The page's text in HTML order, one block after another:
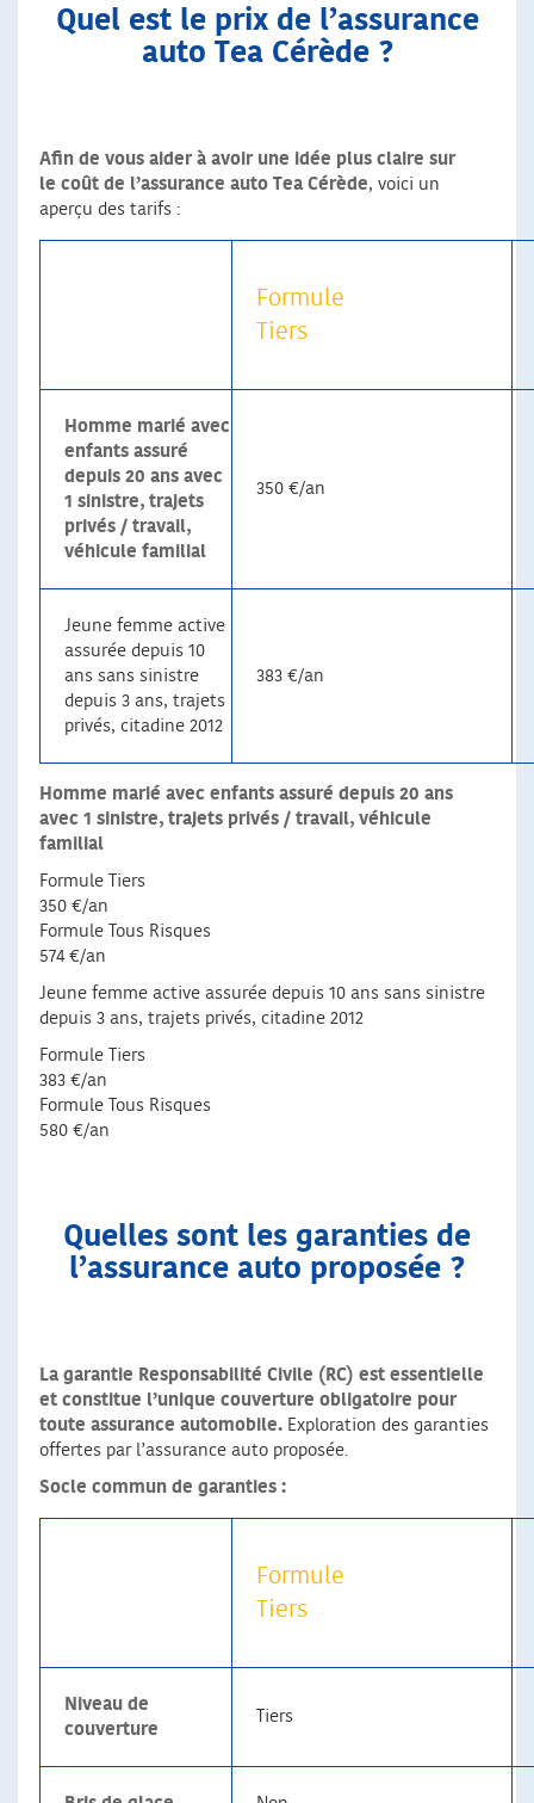
Quel est le prix de l’assurance
auto Tea Cérède ?
Afin de vous aider à avoir une idée plus claire sur
le coût de l’assurance auto Tea Cérède, voici un
aperçu des tarifs :
Formule
Tiers
Homme marié avec
enfants assuré
depuis 20 ans avec
1 sinistre, trajets
privés / travail,
véhicule familial
350 €/an
Jeune femme active
assurée depuis 10
ans sans sinistre
depuis 3 ans, trajets
privés, citadine 2012
383 €/an
Homme marié avec enfants assuré depuis 20 ans
avec 1 sinistre, trajets privés / travail, véhicule
familial
Formule Tiers
350 €/an
Formule Tous Risques
574 €/an
Jeune femme active assurée depuis 10 ans sans sinistre
depuis 3 ans, trajets privés, citadine 2012
Formule Tiers
383 €/an
Formule Tous Risques
580 €/an
Quelles sont les garanties de
l’assurance auto proposée ?
La garantie Responsabilité Civile (RC) est essentielle
et constitue l’unique couverture obligatoire pour
toute assurance automobile. Exploration des garanties
offertes par l’assurance auto proposée.
Socle commun de garanties :
Formule
Tiers
Niveau de
couverture
Tiers